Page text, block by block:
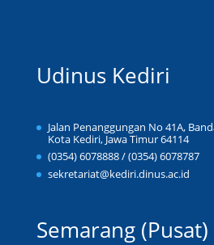
Udinus Kediri
Jalan Penanggungan No 41A,
Kota Kediri, Jawa Timur 64114
(0354) 6078888 / (0354) 6078787
sekretariat@kediri.dinus.ac.id
Semarang (Pusat)